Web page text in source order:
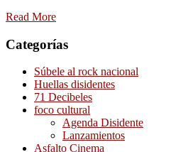
Read More
Categorías
Súbele al rock nacional
Huellas disidentes
71 Decibeles
foco cultural
Agenda Disidente
Lanzamientos
Asfalto Cinema